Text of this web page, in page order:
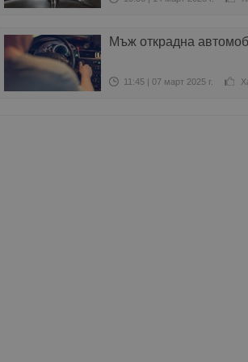
Мъж открадна
11:45 | 07 март 2025 г.